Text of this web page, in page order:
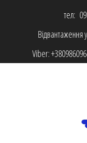
тел:
Відвантаження
Viber: